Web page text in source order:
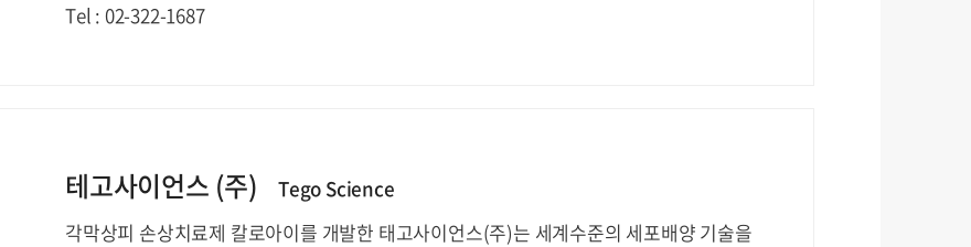
Tel : 02-322-1687
테고사이언스 (주)
Tego Science
각막상피 손상치료제 칼로아이를 개발한 태고사이언스(주)는 세계수준의 세포배양 기술을